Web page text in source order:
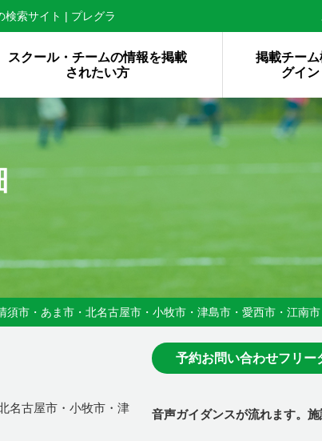
検索サイト | プレグラ
スクール・チームの情報を掲載
されたい方
掲載チーム
グイン
市・あま市・北名古屋市・小牧市・津島市・愛西市・江南市
名古屋市・小牧市・津
予約お問い合わせフリー
音声ガイダンスが流れます。施